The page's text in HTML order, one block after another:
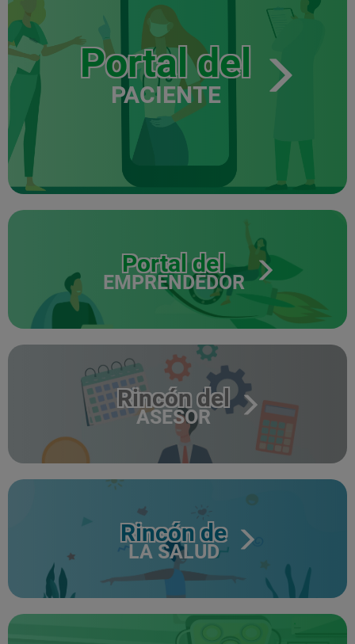
Portal del
PACIENTE
Portal del
EMPRENDEDOR
Rincón del
ASESOR
Rincón de
LA SALUD